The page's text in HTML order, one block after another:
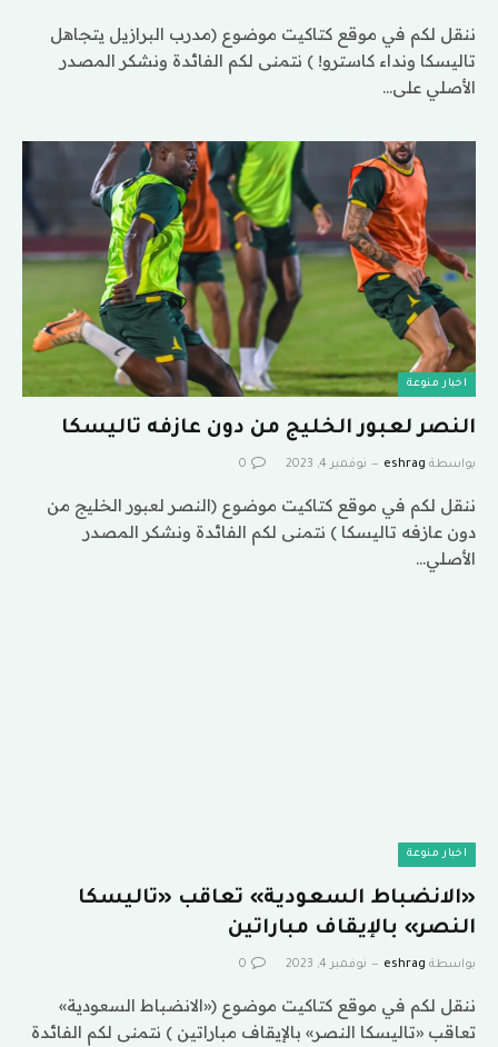
ننقل لكم في موقع كتاكيت موضوع (مدرب البرازيل يتجاهل
تاليسكا ونداء كاسترو! ) نتمنى لكم الفائدة ونشكر المصدر
الأصلي على…
اخبار منوعة
النصر لعبور الخليج من دون عازفه تاليسكا
بواسطة eshrag نوفمبر 4, 2023 0
ننقل لكم في موقع كتاكيت موضوع (النصر لعبور الخليج من
دون عازفه تاليسكا ) نتمنى لكم الفائدة ونشكر المصدر
الأصلي…
اخبار منوعة
«الانضباط السعودية» تعاقب «تاليسكا
النصر» بالإيقاف مباراتين
بواسطة eshrag نوفمبر 4, 2023 0
ننقل لكم في موقع كتاكيت موضوع («الانضباط السعودية»
تعاقب «تاليسكا النصر» بالإيقاف مباراتين ) نتمنى لكم الفائدة